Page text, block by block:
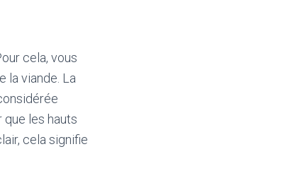
cela, vous
la viande. La
que les hauts
cela signifie